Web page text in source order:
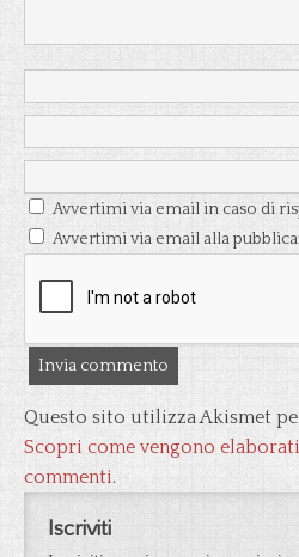
Avvertimi via email in caso di
Avvertimi via email alla
Questo sito utilizza Akismet
Scopri come vengono
commenti.
Iscriviti